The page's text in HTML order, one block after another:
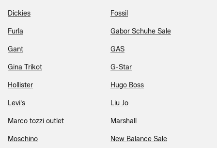
Dickies Fossil
Furla Gabor Schuhe Sale
Gant GAS
Gina Trikot G-Star
Hollister Hugo Boss
Levi's Liu Jo
Marco tozzi outlet Marshall
Moschino New Balance Sale